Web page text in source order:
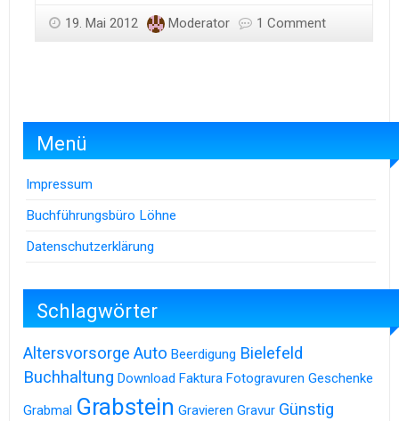
19. Mai 2012 Moderator 1 Comment
Menü
Impressum
Buchführungsbüro Löhne
Datenschutzerklärung
Schlagwörter
Altersvorsorge Auto Beerdigung Bielefeld
Buchhaltung Download Faktura Fotogravuren Geschenke
Grabmal Grabstein Gravieren Gravur Günstig